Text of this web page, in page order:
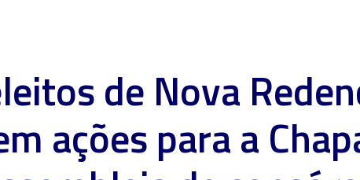
de Nova
ações para a